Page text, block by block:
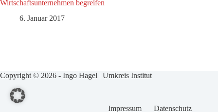
Wirtschaftsunternehmen begreifen
6. Januar 2017
Copyright © 2026 - Ingo Hagel | Umkreis Institut
Impressum Datenschutz